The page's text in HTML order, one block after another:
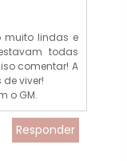
muito lindas e
todas
comentar! A
de viver!
o GM.
Responder